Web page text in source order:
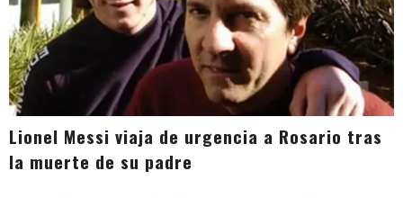
Lionel Messi viaja de urgencia a Rosario tras
la muerte de su padre